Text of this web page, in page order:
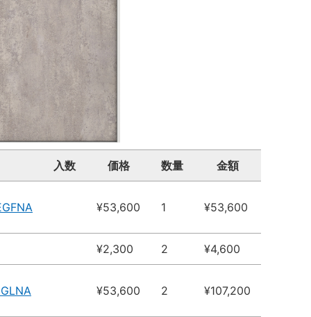
入数 価格 数量 金額
¥53,600 1 ¥53,600
¥2,300 2 ¥4,600
¥53,600 2 ¥107,200